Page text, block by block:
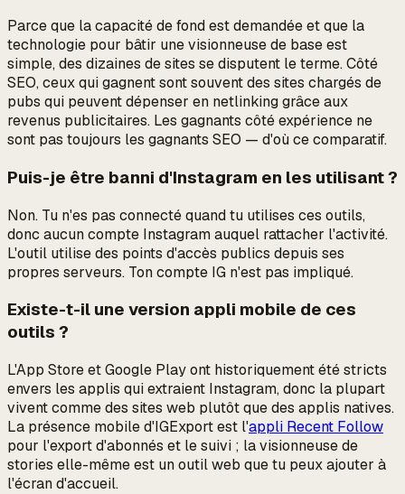
Parce que la capacité de fond est demandée et que la
technologie pour bâtir une visionneuse de base est
simple, des dizaines de sites se disputent le terme. Côté
SEO, ceux qui gagnent sont souvent des sites chargés de
pubs qui peuvent dépenser en netlinking grâce aux
revenus publicitaires. Les gagnants côté expérience ne
sont pas toujours les gagnants SEO — d'où ce comparatif.
Puis-je être banni d'Instagram en les utilisant ?
Non. Tu n'es pas connecté quand tu utilises ces outils,
donc aucun compte Instagram auquel rattacher l'activité.
L'outil utilise des points d'accès publics depuis ses
propres serveurs. Ton compte IG n'est pas impliqué.
Existe-t-il une version appli mobile de ces
outils ?
L'App Store et Google Play ont historiquement été stricts
envers les applis qui extraient Instagram, donc la plupart
vivent comme des sites web plutôt que des applis natives.
La présence mobile d'IGExport est l'appli Recent Follow
pour l'export d'abonnés et le suivi ; la visionneuse de
stories elle-même est un outil web que tu peux ajouter à
l'écran d'accueil.